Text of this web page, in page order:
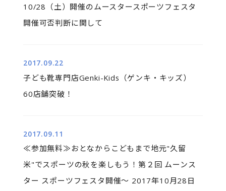
10/28（土）開催のムースタースポーツフェスタ
開催可否判断に関して
2017.09.22
子ども靴専門店Genki-Kids（ゲンキ・キッズ）
60店舗突破！
2017.09.11
≪参加無料≫おとなからこどもまで地元"久留
米"でスポーツの秋を楽しもう！第２回 ムーンス
ター スポーツフェスタ開催～ 2017年10月28日